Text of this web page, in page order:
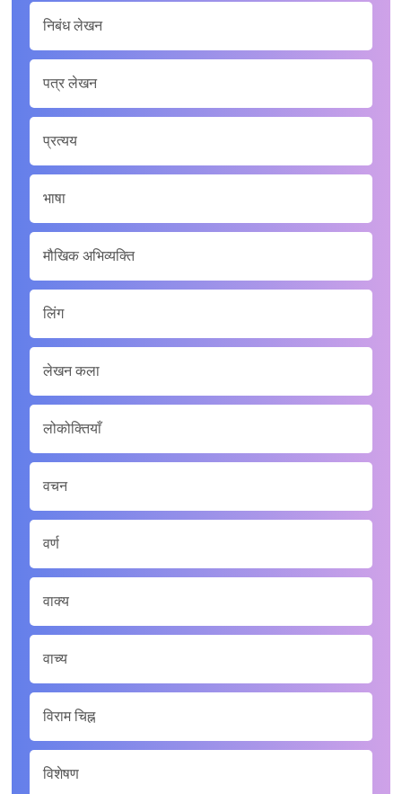
निबंध लेखन
पत्र लेखन
प्रत्यय
भाषा
मौखिक अभिव्यक्ति
लिंग
लेखन कला
लोकोक्तियाँ
वचन
वर्ण
वाक्य
वाच्य
विराम चिह्न
विशेषण